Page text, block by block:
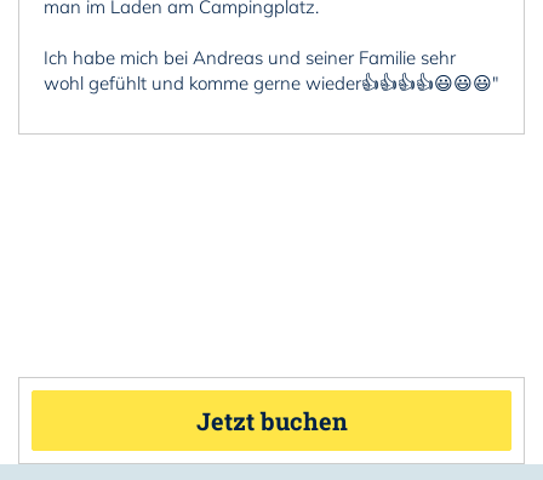
man im Laden am Campingplatz.
Ich habe mich bei Andreas und seiner Familie sehr
wohl gefühlt und komme gerne wieder👍👍👍👍😃😃😃"
Jetzt buchen